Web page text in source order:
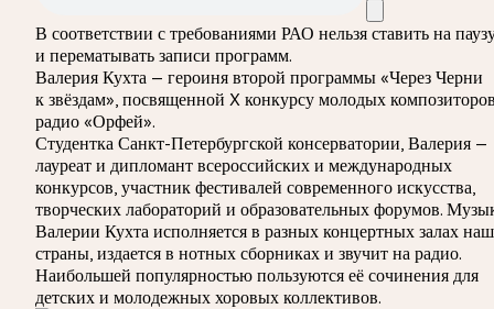
В соответствии с требованиями РАО нельзя ставить на
и перематывать записи программ.
Валерия Кухта — героиня второй программы «Через Черни
к звёздам», посвященной X конкурсу молодых
радио «Орфей».
Студентка Санкт-Петербургской консерватории, Валерия —
лауреат и дипломант всероссийских и международных
конкурсов, участник фестивалей современного искусства,
творческих лабораторий и образовательных форумов.
Валерии Кухта исполняется в разных концертных залах
страны, издается в нотных сборниках и звучит на радио.
Наибольшей популярностью пользуются её сочинения для
детских и молодежных хоровых коллективов.